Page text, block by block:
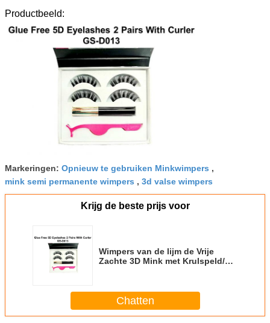
Productbeeld:
Markeringen: Opnieuw te gebruiken Minkwimpers ,
mink semi permanente wimpers , 3d valse wimpers
Krijg de beste prijs voor
Wimpers van de lijm de Vrije
Zachte 3D Mink met Krulspeld/3D
Chatten